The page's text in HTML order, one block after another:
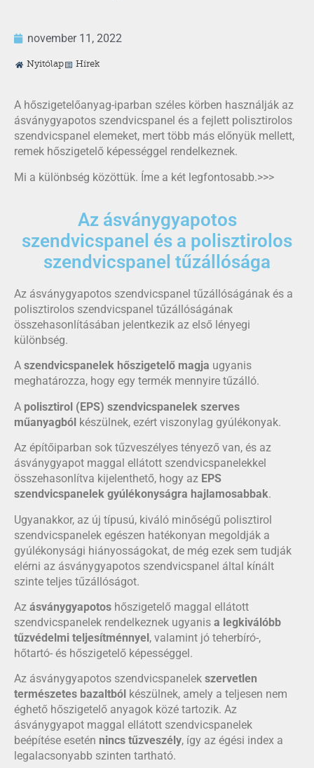
november 11, 2022
Nyitólap Hírek
A hőszigetelőanyag-iparban széles körben használják az
ásványgyapotos szendvicspanel és a fejlett polisztirolos
szendvicspanel elemeket, mert több más előnyük mellett,
remek hőszigetelő képességgel rendelkeznek.
Mi a különbség közöttük. Íme a két legfontosabb.>>>
Az ásványgyapotos
szendvicspanel és a polisztirolos
szendvicspanel tűzállósága
Az ásványgyapotos szendvicspanel tűzállóságának és a
polisztirolos szendvicspanel tűzállóságának
összehasonlításában jelentkezik az első lényegi
különbség.
A szendvicspanelek hőszigetelő magja ugyanis
meghatározza, hogy egy termék mennyire tűzálló.
A polisztirol (EPS) szendvicspanelek szerves
műanyagból készülnek, ezért viszonylag gyúlékonyak.
Az építőiparban sok tűzveszélyes tényező van, és az
ásványgyapot maggal ellátott szendvicspanelekkel
összehasonlítva kijelenthető, hogy az EPS
szendvicspanelek gyúlékonyságra hajlamosabbak.
Ugyanakkor, az új típusú, kiváló minőségű polisztirol
szendvicspanelek egészen hatékonyan megoldják a
gyúlékonysági hiányosságokat, de még ezek sem tudják
elérni az ásványgyapotos szendvicspanel által kínált
szinte teljes tűzállóságot.
Az ásványgyapotos hőszigetelő maggal ellátott
szendvicspanelek rendelkeznek ugyanis a legkiválóbb
tűzvédelmi teljesítménnyel, valamint jó teherbíró-,
hőtartó- és hőszigetelő képességgel.
Az ásványgyapotos szendvicspanelek szervetlen
természetes bazaltból készülnek, amely a teljesen nem
éghető hőszigetelő anyagok közé tartozik. Az
ásványgyapot maggal ellátott szendvicspanelek
beépítése esetén nincs tűzveszély, így az égési index a
legalacsonyabb szinten tartható.